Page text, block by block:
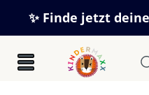
Zum Hauptinhalt springen
✨ Finde jetzt